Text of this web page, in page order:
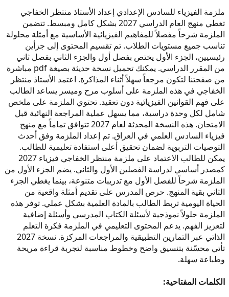
ملزمة الفيزياء للسادس الإعدادي إعداد الأستاذ منتظر الخفاجي
تغطي منهج العام الدراسي 2027 بشكل كامل ومبسط. تتضمن
الملزمة شرحاً مفصلاً للمفاهيم الفيزيائية الأساسية مع أمثلة محلولة
تناسب جميع مستويات الطلاب. تم تقسيم المحتوى إلى جزأين
رئيسيين، الجزء الأول يختص بفصل أول والجزء الثاني بفصل ثاني
من المقرر الدراسي. يمكنك تحميل نسخة حديثة بصيغة pdf مباشرة
من صفحتنا لتكون مرجعاً سهلاً أثناء المذاكرة. اعتمد الأستاذ منتظر
الخفاجي في هذه الملزمة على أسلوب مرح وميسر يساعد الطالب
على فهم القوانين الفيزيائية دون تعقيد. تحتوي الملزمة على ملخص
شامل لكل وحدة دراسية، مما يسهل عملية المراجعة النهائية قبل
الامتحان. هذه النسخة المحدثة لعام 2027 تتوافق تماماً مع منهج
فيزياء السادس العلمي في العراق. تم إعداد الملزمة وفق أحدث
التوصيات التربوية لضمان تحقيق أعلى استفادة تعليمية للطالب.
يمكن للطالب الاعتماد على ملزمة منتظر الخفاجي فيزياء 2027
كمصدر أساسي لدراسة الفصلين الأول والثاني. يضم الجزء الأول من
الملزمة شرحاً للفصل الأول مع تدريبات متنوعة، بينما يغطي الجزء
الثاني بقية المنهج. حرص المدرس على تقديم أمثلة واقعية من
الحياة اليومية تربط الطالب بالمادة العلمية بشكل عملي. توفر هذه
الملزمة حلولاً نموذجية لأسئلة الكتاب المدرسي وأسئلة إضافية
لتعزيز الفهم. يدعم المحتوى التعليمي في الملزمة فكرة التعلم
الذاتي عبر التمارين التطبيقية والمراجعات المركزة. نسخة 2027
تأتي محسّنة بتنسيق واضح وخطوط مناسبة لتجربة قراءة مريحة
وطباعة سهلة.
الكلمات المفتاحية: